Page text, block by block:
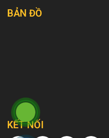
BẢN ĐỒ
KẾT NỐI